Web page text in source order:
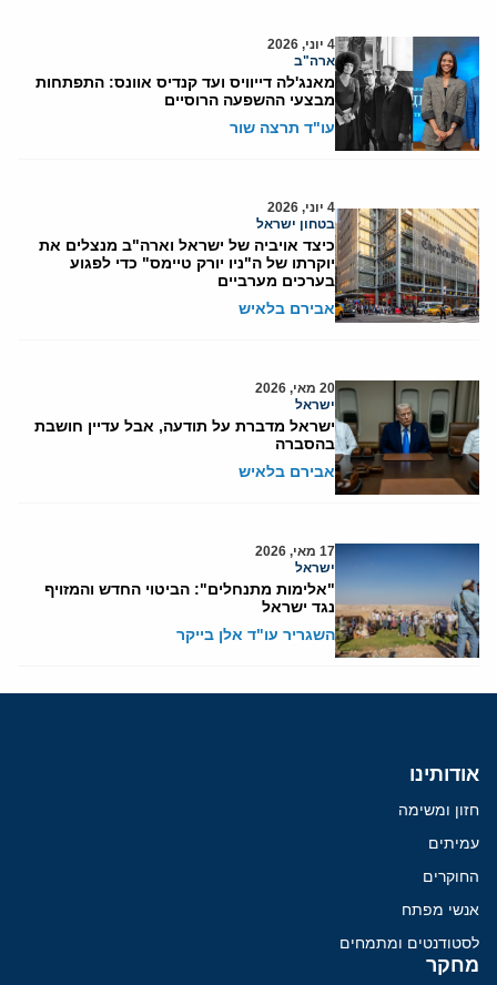
4 יוני, 2026
ארה"ב
מאנג'לה דייוויס ועד קנדיס אוונס: התפתחות
מבצעי ההשפעה הרוסיים
עו"ד תרצה שור
4 יוני, 2026
בטחון ישראל
כיצד אויביה של ישראל וארה"ב מנצלים את
יוקרתו של ה"ניו יורק טיימס" כדי לפגוע
בערכים מערביים
אבירם בלאיש
20 מאי, 2026
ישראל
ישראל מדברת על תודעה, אבל עדיין חושבת
בהסברה
אבירם בלאיש
17 מאי, 2026
ישראל
"אלימות מתנחלים": הביטוי החדש והמזויף
נגד ישראל
השגריר עו"ד אלן בייקר
אודותינו
חזון ומשימה
עמיתים
החוקרים
אנשי מפתח
לסטודנטים ומתמחים
מחקר